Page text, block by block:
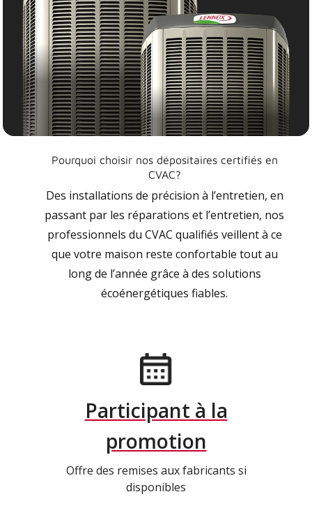
Pourquoi choisir nos dépositaires certifiés en
CVAC?
Des installations de précision à l’entretien, en
passant par les réparations et l’entretien, nos
professionnels du CVAC qualifiés veillent à ce
que votre maison reste confortable tout au
long de l’année grâce à des solutions
écoénergétiques fiables.
Participant à la
promotion
Offre des remises aux fabricants si
disponibles